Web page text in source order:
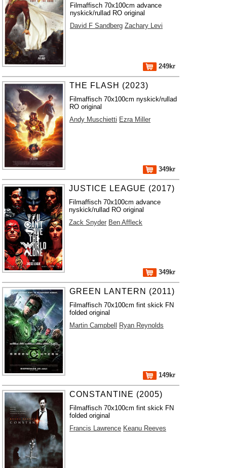
Filmaffisch 70x100cm advance
nyskick/rullad RO original
David F Sandberg Zachary Levi
249kr
THE FLASH (2023)
Filmaffisch 70x100cm nyskick/rullad
RO original
Andy Muschietti Ezra Miller
349kr
JUSTICE LEAGUE (2017)
Filmaffisch 70x100cm advance
nyskick/rullad RO original
Zack Snyder Ben Affleck
349kr
GREEN LANTERN (2011)
Filmaffisch 70x100cm fint skick FN
folded original
Martin Campbell
Ryan Reynolds
149kr
CONSTANTINE (2005)
Filmaffisch 70x100cm fint skick FN
folded original
Francis Lawrence Keanu Reeves